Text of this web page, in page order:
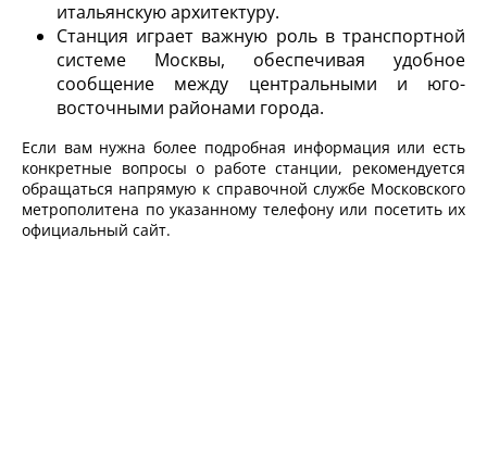
итальянскую архитектуру.
Станция играет важную роль в транспортной
системе Москвы, обеспечивая удобное
сообщение между центральными и юго-
восточными районами города.
Если вам нужна более подробная информация или есть
конкретные вопросы о работе станции, рекомендуется
обращаться напрямую к справочной службе Московского
метрополитена по указанному телефону или посетить их
официальный сайт.